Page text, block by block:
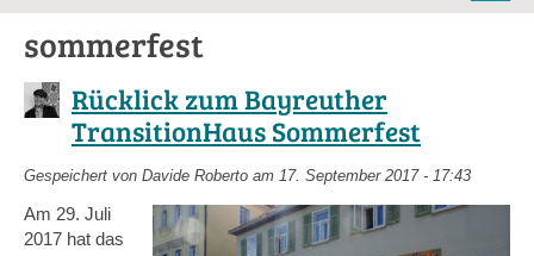
sommerfest
Rücklick zum Bayreuther
TransitionHaus Sommerfest
Gespeichert von Davide Roberto am 17. September 2017 - 17:43
Am 29. Juli
2017 hat das